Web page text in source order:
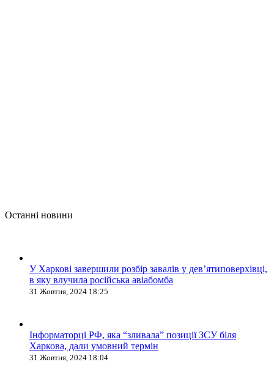
Останні новини
У Харкові завершили розбір завалів у дев’ятиповерхівці,
в яку влучила російська авіабомба
31 Жовтня, 2024 18:25
Інформаторці РФ, яка “зливала” позиції ЗСУ біля
Харкова, дали умовний термін
31 Жовтня, 2024 18:04